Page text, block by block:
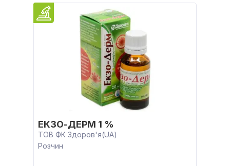
ЕКЗО-ДЕРМ 1 %
ТОВ ФК Здоров'я(UA)
Розчин